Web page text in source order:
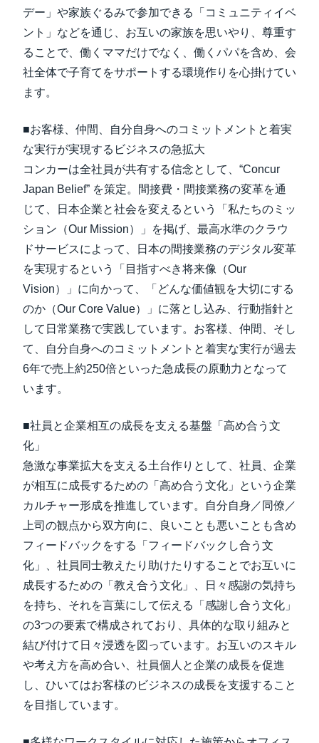
デー」や家族ぐるみで参加できる「コミュニティイベ
ント」などを通じ、お互いの家族を思いやり、尊重す
ることで、働くママだけでなく、働くパパを含め、会
社全体で子育てをサポートする環境作りを心掛けてい
ます。
■お客様、仲間、自分自身へのコミットメントと着実
な実行が実現するビジネスの急拡大
コンカーは全社員が共有する信念として、“Concur
Japan Belief” を策定。間接費・間接業務の変革を通
じて、日本企業と社会を変えるという「私たちのミッ
ション（Our Mission）」を掲げ、最高水準のクラウ
ドサービスによって、日本の間接業務のデジタル変革
を実現するという「目指すべき将来像（Our
Vision）」に向かって、「どんな価値観を大切にする
のか（Our Core Value）」に落とし込み、行動指針と
して日常業務で実践しています。お客様、仲間、そし
て、自分自身へのコミットメントと着実な実行が過去
6年で売上約250倍といった急成長の原動力となって
います。
■社員と企業相互の成長を支える基盤「高め合う文
化」
急激な事業拡大を支える土台作りとして、社員、企業
が相互に成長するための「高め合う文化」という企業
カルチャー形成を推進しています。自分自身／同僚／
上司の観点から双方向に、良いことも悪いことも含め
フィードバックをする「フィードバックし合う文
化」、社員同士教えたり助けたりすることでお互いに
成長するための「教え合う文化」、日々感謝の気持ち
を持ち、それを言葉にして伝える「感謝し合う文化」
の3つの要素で構成されており、具体的な取り組みと
結び付けて日々浸透を図っています。お互いのスキル
や考え方を高め合い、社員個人と企業の成長を促進
し、ひいてはお客様のビジネスの成長を支援すること
を目指しています。